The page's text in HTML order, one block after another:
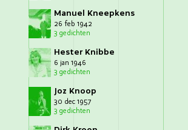
Manuel Kneepkens
26 feb 1942
3 gedichten
Hester Knibbe
6 jan 1946
3 gedichten
Joz Knoop
30 dec 1957
3 gedichten